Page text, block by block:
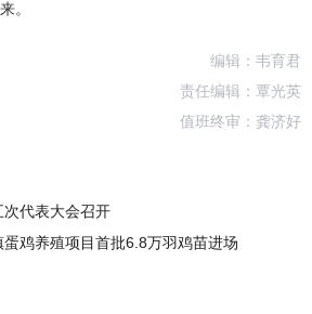
。
编辑：韦育君
责任编辑：覃光英
值班终审：龚济好
代表大会召开
鸡养殖项目首批6.8万羽鸡苗进场